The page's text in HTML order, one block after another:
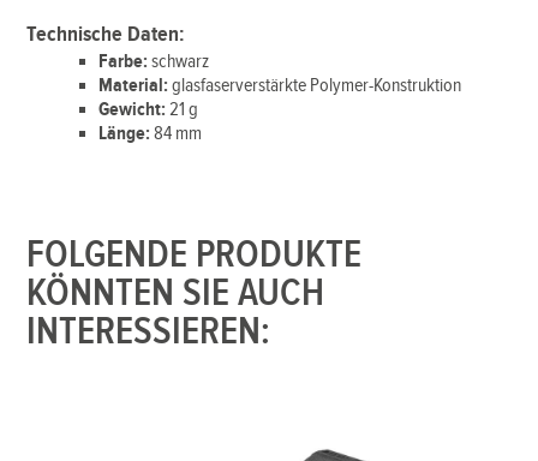
Technische Daten:
Farbe:schwarz
Material: glasfaserverstärkte Polymer-Konstruktion
Gewicht: 21 g
Länge: 84 mm
FOLGENDE PRODUKTE
KÖNNTEN SIE AUCH
INTERESSIEREN: